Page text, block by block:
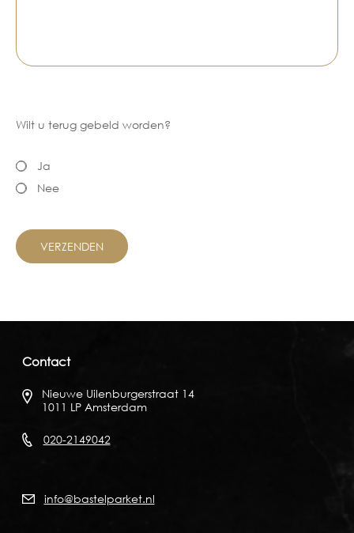
Wilt u terug gebeld worden?
Ja
Nee
Contact
Nieuwe Uilenburgerstraat 14
1011 LP Amsterdam
020-2149042
info@bastelparket.nl